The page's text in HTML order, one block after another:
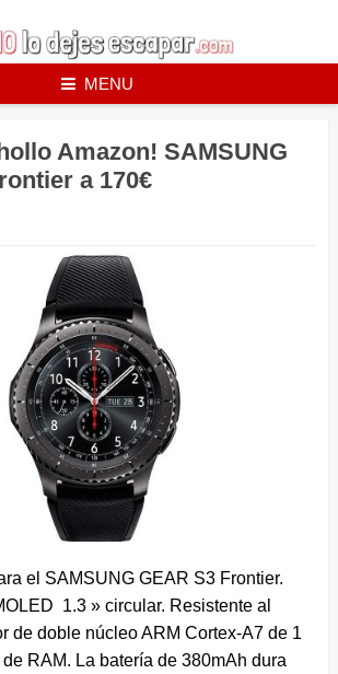
MENU
Amazon! SAMSUNG
a 170€
el SAMSUNG GEAR S3 Frontier.
1.3 » circular. Resistente al
de doble núcleo ARM Cortex-A7 de 1
RAM. La batería de 380mAh dura